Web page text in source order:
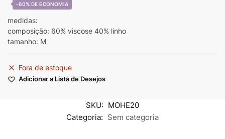
-60%
medidas:
composição: 60% viscose 40% linho
tamanho: M
Fora de estoque
Adicionar a Lista de Desejos
SKU: MOHE20
Categoria: Sem categoria